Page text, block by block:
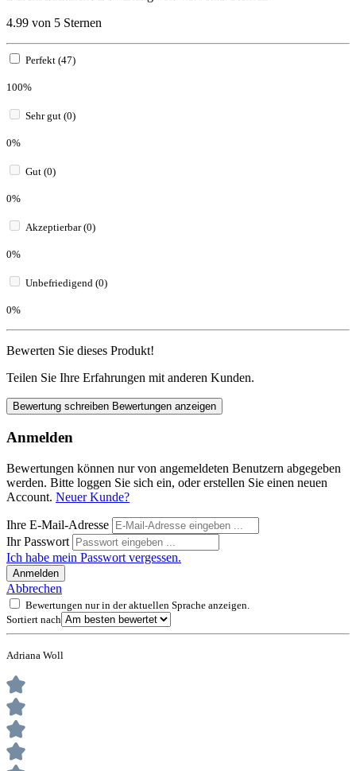
4.99 von 5 Sternen
Perfekt (47)
100%
Sehr gut (0)
0%
Gut (0)
0%
Akzeptierbar (0)
0%
Unbefriedigend (0)
0%
Bewerten Sie dieses Produkt!
Teilen Sie Ihre Erfahrungen mit anderen Kunden.
Bewertung schreiben Bewertungen anzeigen
Anmelden
Bewertungen können nur von angemeldeten Benutzern abgegeben
werden. Bitte loggen Sie sich ein, oder erstellen Sie einen neuen
Account. Neuer Kunde?
Ihre E-Mail-Adresse
Ihr Passwort
Ich habe mein Passwort vergessen.
Anmelden
Abbrechen
Bewertungen nur in der aktuellen Sprache anzeigen.
Sortiert nach
Adriana Woll